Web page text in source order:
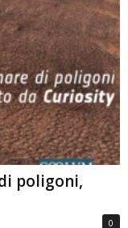
poligoni,
0